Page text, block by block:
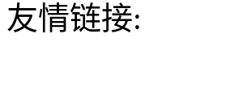
友情链接: